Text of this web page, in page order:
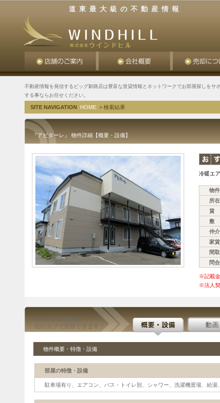
道東最大級の不動産情報
不動産情報を発信するビッグ釧路店は豊富な賃貸情報とネットワークでお部屋探しをサ
する事ならお任せください。
SITE NAVIGATION HOME > 検索結果
『アビターレ』 物件詳細【概要・設備】
冷暖エ
物
所
賃
敷
仲
家
間
問
※記載
※法人契
物件の詳細情報は
右のタブで切替できます！
物件概要・特徴・設備
部屋の特徴・設備
駐車場有り、エアコン、バス・トイレ別、シャワー、洗濯機置場、給